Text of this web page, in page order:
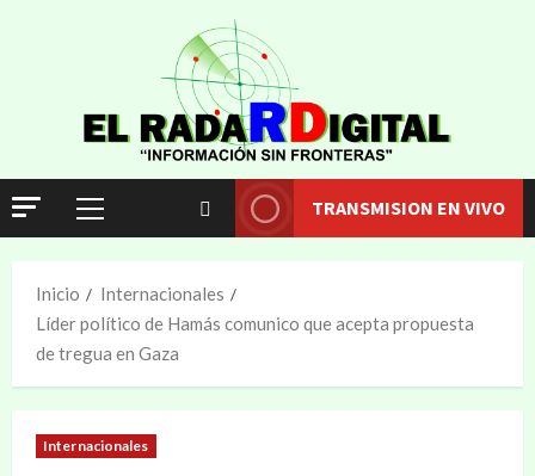
TRANSMISION EN VIVO
Inicio
Internacionales
Líder político de Hamás comunico que acepta propuesta
de tregua en Gaza
Internacionales